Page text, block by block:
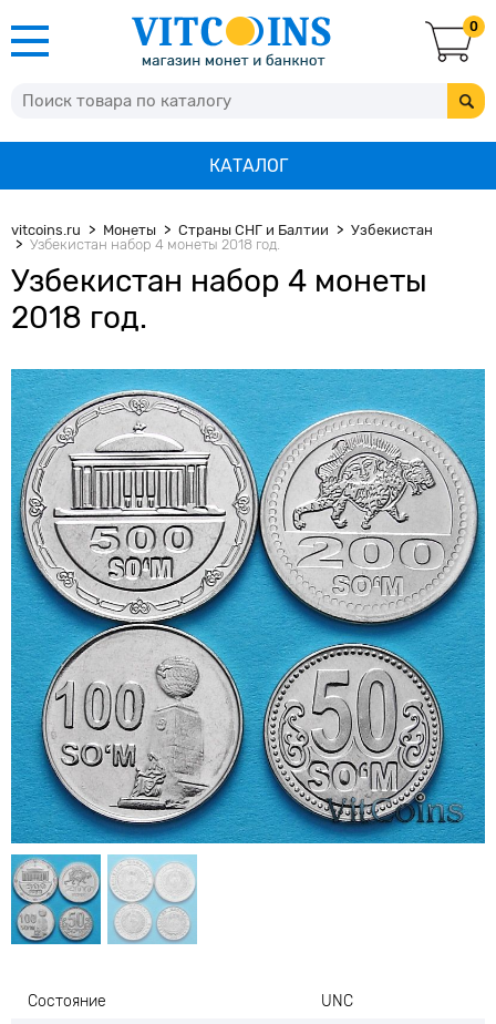
0
КАТАЛОГ
vitcoins.ru Монеты Страны СНГ и Балтии
Узбекистан
Узбекистан набор 4 монеты 2018 год.
Узбекистан набор 4 монеты
2018 год.
Состояние
UNC